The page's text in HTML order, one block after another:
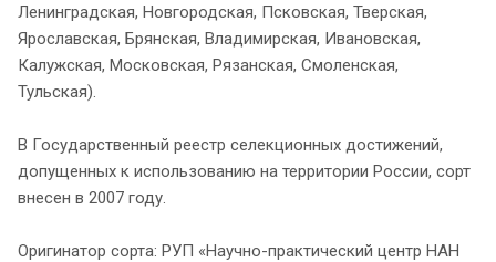
Ленинградская, Новгородская, Псковская, Тверская,
Ярославская, Брянская, Владимирская, Ивановская,
Калужская, Московская, Рязанская, Смоленская,
Тульская).
В Государственный реестр селекционных достижений,
допущенных к использованию на территории России, сорт
внесен в 2007 году.
Оригинатор сорта: РУП «Научно-практический центр НАН